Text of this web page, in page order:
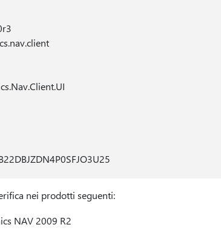
nei prodotti seguenti:
NAV 2009 R2